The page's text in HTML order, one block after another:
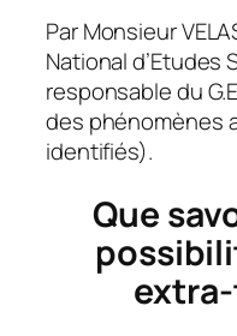
Par Monsieur
National d’Etudes
responsable du
des phénomènes
identifiés).
Que